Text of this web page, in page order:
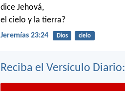
dice Jehová,
el cielo y la tierra?
Jeremías 23:24 Dios cielo
Reciba el Versículo Diario: